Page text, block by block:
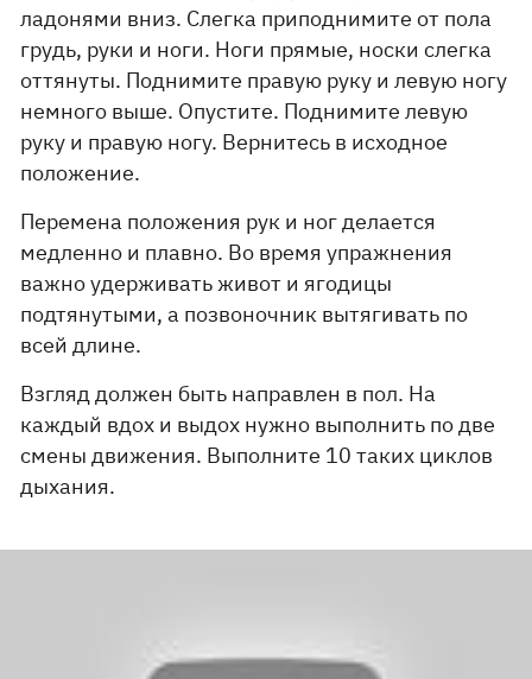
ладонями вниз. Слегка приподнимите от пола
грудь, руки и ноги. Ноги прямые, носки слегка
оттянуты. Поднимите правую руку и левую ногу
немного выше. Опустите. Поднимите левую
руку и правую ногу. Вернитесь в исходное
положение.
Перемена положения рук и ног делается
медленно и плавно. Во время упражнения
важно удерживать живот и ягодицы
подтянутыми, а позвоночник вытягивать по
всей длине.
Взгляд должен быть направлен в пол. На
каждый вдох и выдох нужно выполнить по две
смены движения. Выполните 10 таких циклов
дыхания.